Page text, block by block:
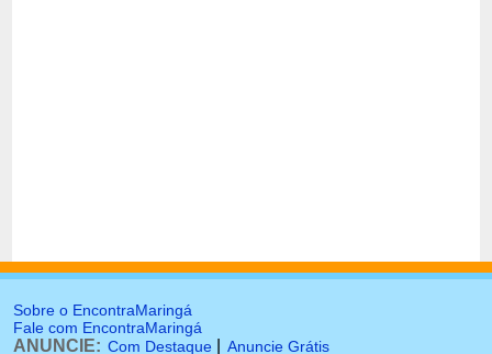
Sobre o EncontraMaringá
Fale com EncontraMaringá
ANUNCIE: Com Destaque Anuncie Grátis